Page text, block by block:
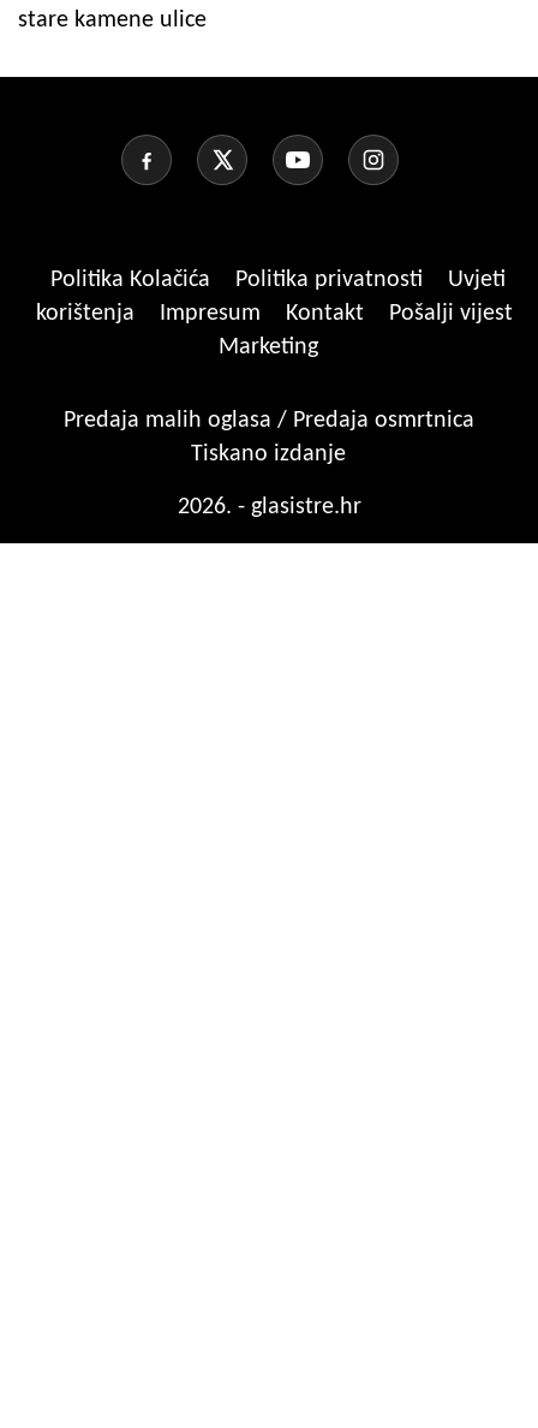
stare kamene ulice
Politika Kolačića Politika privatnosti
Uvjeti
korištenja
Impresum Kontakt
Pošalji vijest
Marketing
Predaja malih oglasa / Predaja osmrtnica
Tiskano izdanje
2026. - glasistre.hr